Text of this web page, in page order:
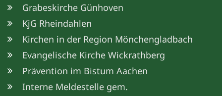
Grabeskirche Günhoven
KjG Rheindahlen
Kirchen in der Region Mönchengladbach
Evangelische Kirche Wickrathberg
Prävention im Bistum Aachen
Interne Meldestelle gem.